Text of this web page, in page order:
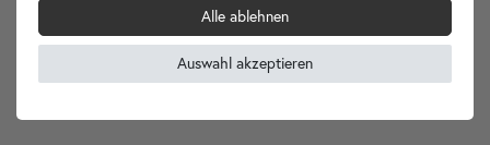
wohnfreuden.de -
Ihr Spezialist für Waschbecken Unikate!
Alle ablehnen
Auswahl akzeptieren